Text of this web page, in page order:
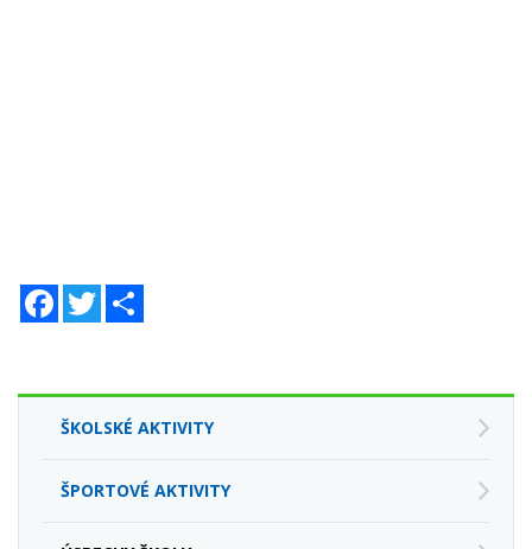
FacebookTwitter
ŠKOLSKÉ AKTIVITY
ŠPORTOVÉ AKTIVITY